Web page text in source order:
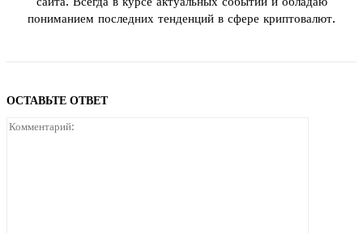
пониманием последних тенденций в сфере криптовалют.
ОСТАВЬТЕ ОТВЕТ